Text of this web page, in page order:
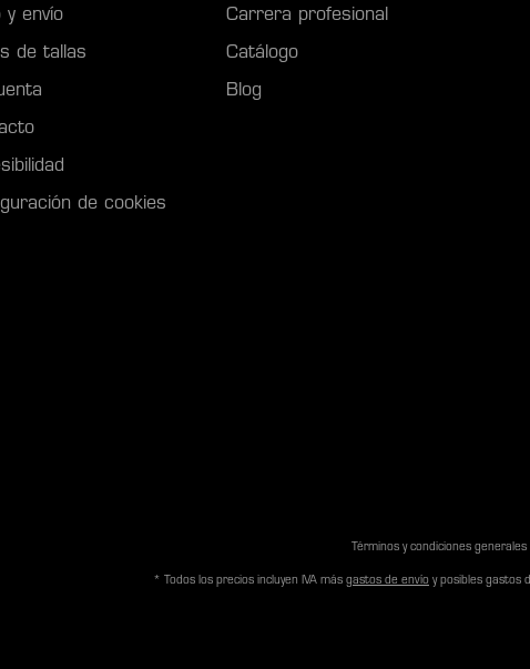
y envío
de tallas
de cookies
Carrera profesional
Catálogo
Blog
Términos y condiciones generales
* Todos los precios incluyen IVA más gastos de envío y posibles gastos